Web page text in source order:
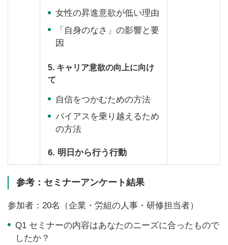
女性の昇進意欲が低い理由
「自身のなさ」の影響と要
因
5. キャリア意欲の向上に向け
て
自信をつかむための方法
バイアスを乗り越えるため
の方法
6. 明日から行う行動
参考：セミナーアンケート結果
参加者：20名（企業・労組の人事・研修担当者）
Q1 セミナーの内容はあなたのニーズに合ったもので
したか？